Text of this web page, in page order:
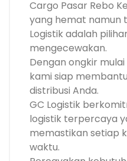
Cargo Pasar Rebo
yang hemat namun
Logistik adalah
mengecewakan.
Dengan ongkir
kami siap
distribusi Anda.
GC Logistik
logistik terpercaya
memastikan setiap
waktu.